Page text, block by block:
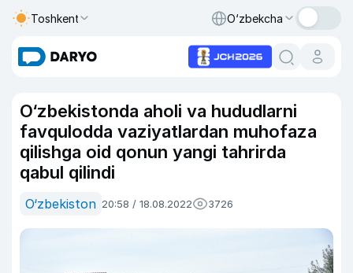
Toshkent O‘zbekcha
O‘zbekistonda aholi va hududlarni
favqulodda vaziyatlardan muhofaza
qilishga oid qonun yangi tahrirda
qabul qilindi
O‘zbekiston 20:58 / 18.08.2022 3726